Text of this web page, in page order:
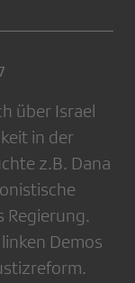
über Israel
in der
z.B. Dana
Regierung.
Demos